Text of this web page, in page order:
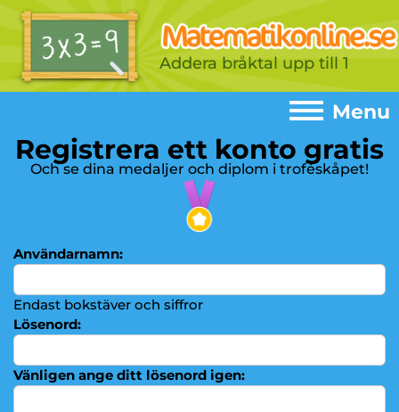
Addera bråktal upp till 1
Registrera ett konto gratis
Och se dina medaljer och diplom i troféskåpet!
Användarnamn:
Endast bokstäver och siffror
Lösenord:
Vänligen ange ditt lösenord igen:
Menu
Menu
► Addition
► Subtraktion
► Multiplikationstabeller
► Multiplikation